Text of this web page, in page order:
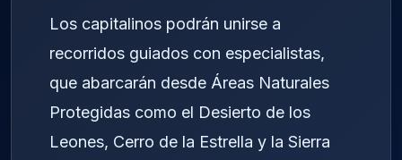
Los capitalinos podrán unirse a
recorridos guiados con especialistas,
que abarcarán desde Áreas Naturales
Protegidas como el Desierto de los
Leones, Cerro de la Estrella y la Sierra